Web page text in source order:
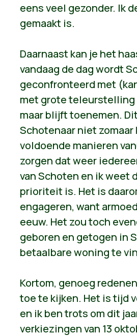
eens veel gezonder. Ik
gemaakt is.
Daarnaast kan je het
vandaag de dag wordt
geconfronteerd met
met grote
maar blijft toenemen.
Schotenaar niet zomaar
voldoende manieren
zorgen dat weer
van Schoten en ik weet
prioriteit is. Het is
engageren, want
eeuw. Het zou toch
geboren en getogen in
betaalbare woning te
Kortom, genoeg
toe te kijken. Het is tijd
en ik ben trots om dit
verkiezingen van 13